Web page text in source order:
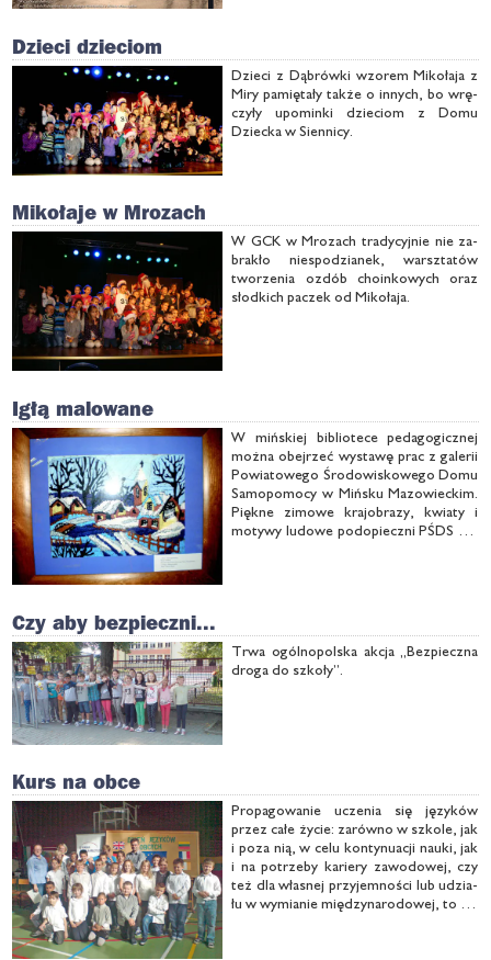
Dzieci dzieciom
Dzie­ci z Dą­brów­ki wzo­rem Mi­ko­ła­ja z
Mi­ry pa­mię­ta­ły tak­że o in­nych, bo wrę­
czy­ły upo­min­ki dzie­ciom z Do­mu
Dziec­ka w Sien­ni­cy.
Mikołaje w Mrozach
W GCK w Mro­zach tra­dy­cyj­nie nie za­
bra­kło nie­spo­dzia­nek, warsz­ta­tów
two­rze­nia ozdób cho­in­ko­wych oraz
słod­kich pa­czek od Mi­ko­ła­ja.
Igłą malowane
W miń­skiej bi­blio­te­ce pe­da­go­gicz­nej
moż­na obej­rzeć wy­sta­wę prac z ga­le­rii
Po­wia­to­we­go Śro­do­wi­sko­we­go Do­mu
Sa­mo­po­mo­cy w Miń­sku Ma­zo­wiec­kim.
Pięk­ne zi­mo­we kra­jo­bra­zy, kwia­ty i
mo­ty­wy lu­do­we pod­opiecz­ni PŚDS na­
Czy aby bezpieczni...
Trwa ogól­no­pol­ska ak­cja „Bez­piecz­na
dro­ga do szko­ły”.
Kurs na obce
Pro­pa­go­wa­nie ucze­nia się ję­zy­ków
przez ca­łe ży­cie: za­rów­no w szko­le, jak
i po­za nią, w ce­lu kon­ty­nu­acji na­uki, jak
i na po­trze­by ka­rie­ry za­wo­do­wej, czy
też dla wła­snej przy­jem­no­ści lub udzia­
łu w wy­mia­nie mię­dzy­na­ro­do­wej, to cel